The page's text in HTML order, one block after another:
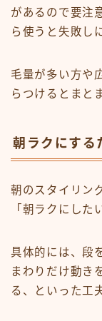
があるので要注
ら使うと失敗し
毛量が多い方や
らつけるとまと
朝ラクにする
朝のスタイリン
「朝ラクにした
具体的には、段
まわりだけ動き
る、といった工